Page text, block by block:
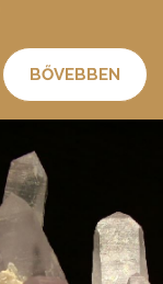
BŐVEBBEN